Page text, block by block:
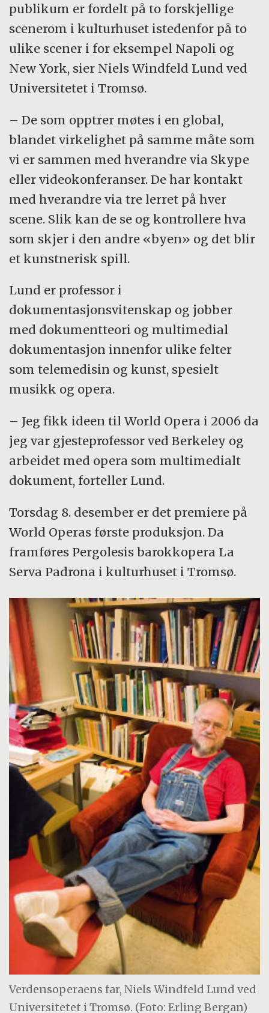
publikum er fordelt på to forskjellige
scenerom i kulturhuset istedenfor på to
ulike scener i for eksempel Napoli og
New York, sier Niels Windfeld Lund ved
Universitetet i Tromsø.
– De som opptrer møtes i en global,
blandet virkelighet på samme måte som
vi er sammen med hverandre via Skype
eller videokonferanser. De har kontakt
med hverandre via tre lerret på hver
scene. Slik kan de se og kontrollere hva
som skjer i den andre «byen» og det blir
et kunstnerisk spill.
Lund er professor i
dokumentasjonsvitenskap og jobber
med dokumentteori og multimedial
dokumentasjon innenfor ulike felter
som telemedisin og kunst, spesielt
musikk og opera.
– Jeg fikk ideen til World Opera i 2006 da
jeg var gjesteprofessor ved Berkeley og
arbeidet med opera som multimedialt
dokument, forteller Lund.
Torsdag 8. desember er det premiere på
World Operas første produksjon. Da
framføres Pergolesis barokkopera La
Serva Padrona i kulturhuset i Tromsø.
Verdensoperaens far, Niels Windfeld Lund ved
Universitetet i Tromsø. (Foto: Erling Bergan)